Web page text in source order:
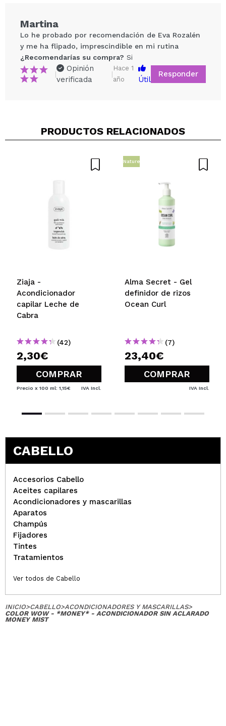
Tu vídeo podría ser el primero. Imagínatelo...
¿Recomendarías su compra?
Martina
Lo he probado por recomendación de Eva Rozalén
y me ha flipado, imprescindible en mi rutina
¿Recomendarías su compra? Si
|
Opinión
verificada
|
Hace 1
año
Útil
Responder
PRODUCTOS RELACIONADOS
Ziaja -
Acondicionador
capilar Leche de
Cabra
(42)
2,30€
COMPRAR
Precio x 100 ml: 1,15€ IVA Incl.
Nature
Alma Secret - Gel
definidor de rizos
Ocean Curl
(7)
23,40€
COMPRAR
IVA Incl.
CABELLO
Accesorios Cabello
Aceites capilares
Acondicionadores y mascarillas
Aparatos
Champús
Fijadores
Tintes
Tratamientos
Ver todos de Cabello
INICIO>CABELLO>ACONDICIONADORES Y MASCARILLAS>
COLOR WOW - *MONEY* - ACONDICIONADOR SIN ACLARADO
MONEY MIST